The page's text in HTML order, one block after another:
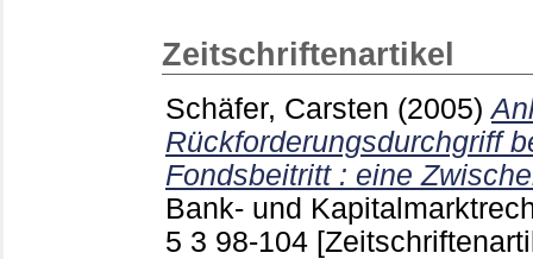
Zeitschriftenartikel
Schäfer, Carsten (2005)
Rückforderungsdurchgriff
Fondsbeitritt : eine
Bank- und
5 3 98-104